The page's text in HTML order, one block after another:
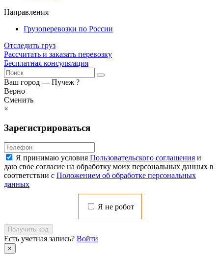
Направления
Грузоперевозки по России
Отследить груз
Рассчитать и заказать перевозку
Бесплатная консультация
Ваш город — Пучеж ?
Верно
Сменить
×
Зарегистрироваться
Я принимаю условия Пользовательского соглашения и
даю свое согласие на обработку моих персональных данных в
соответствии с Положением об обработке персональных
данных
Я не робот
Получить код
Есть учетная запись? Войти
×